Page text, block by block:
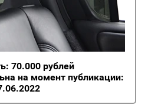
70.000 рублей
на момент публикации: